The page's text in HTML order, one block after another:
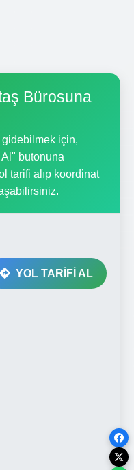
Bürosuna
için,
butonuna
tarifi alıp koordinat
YOL TARİFİ AL